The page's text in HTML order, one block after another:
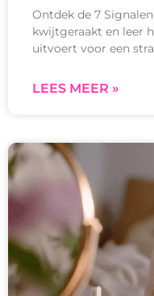
Ontdek de 7
kwijtgeraakt en leer
uitvoert voor een
LEES MEER »